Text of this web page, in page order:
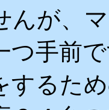
んが、
つ手前
するた